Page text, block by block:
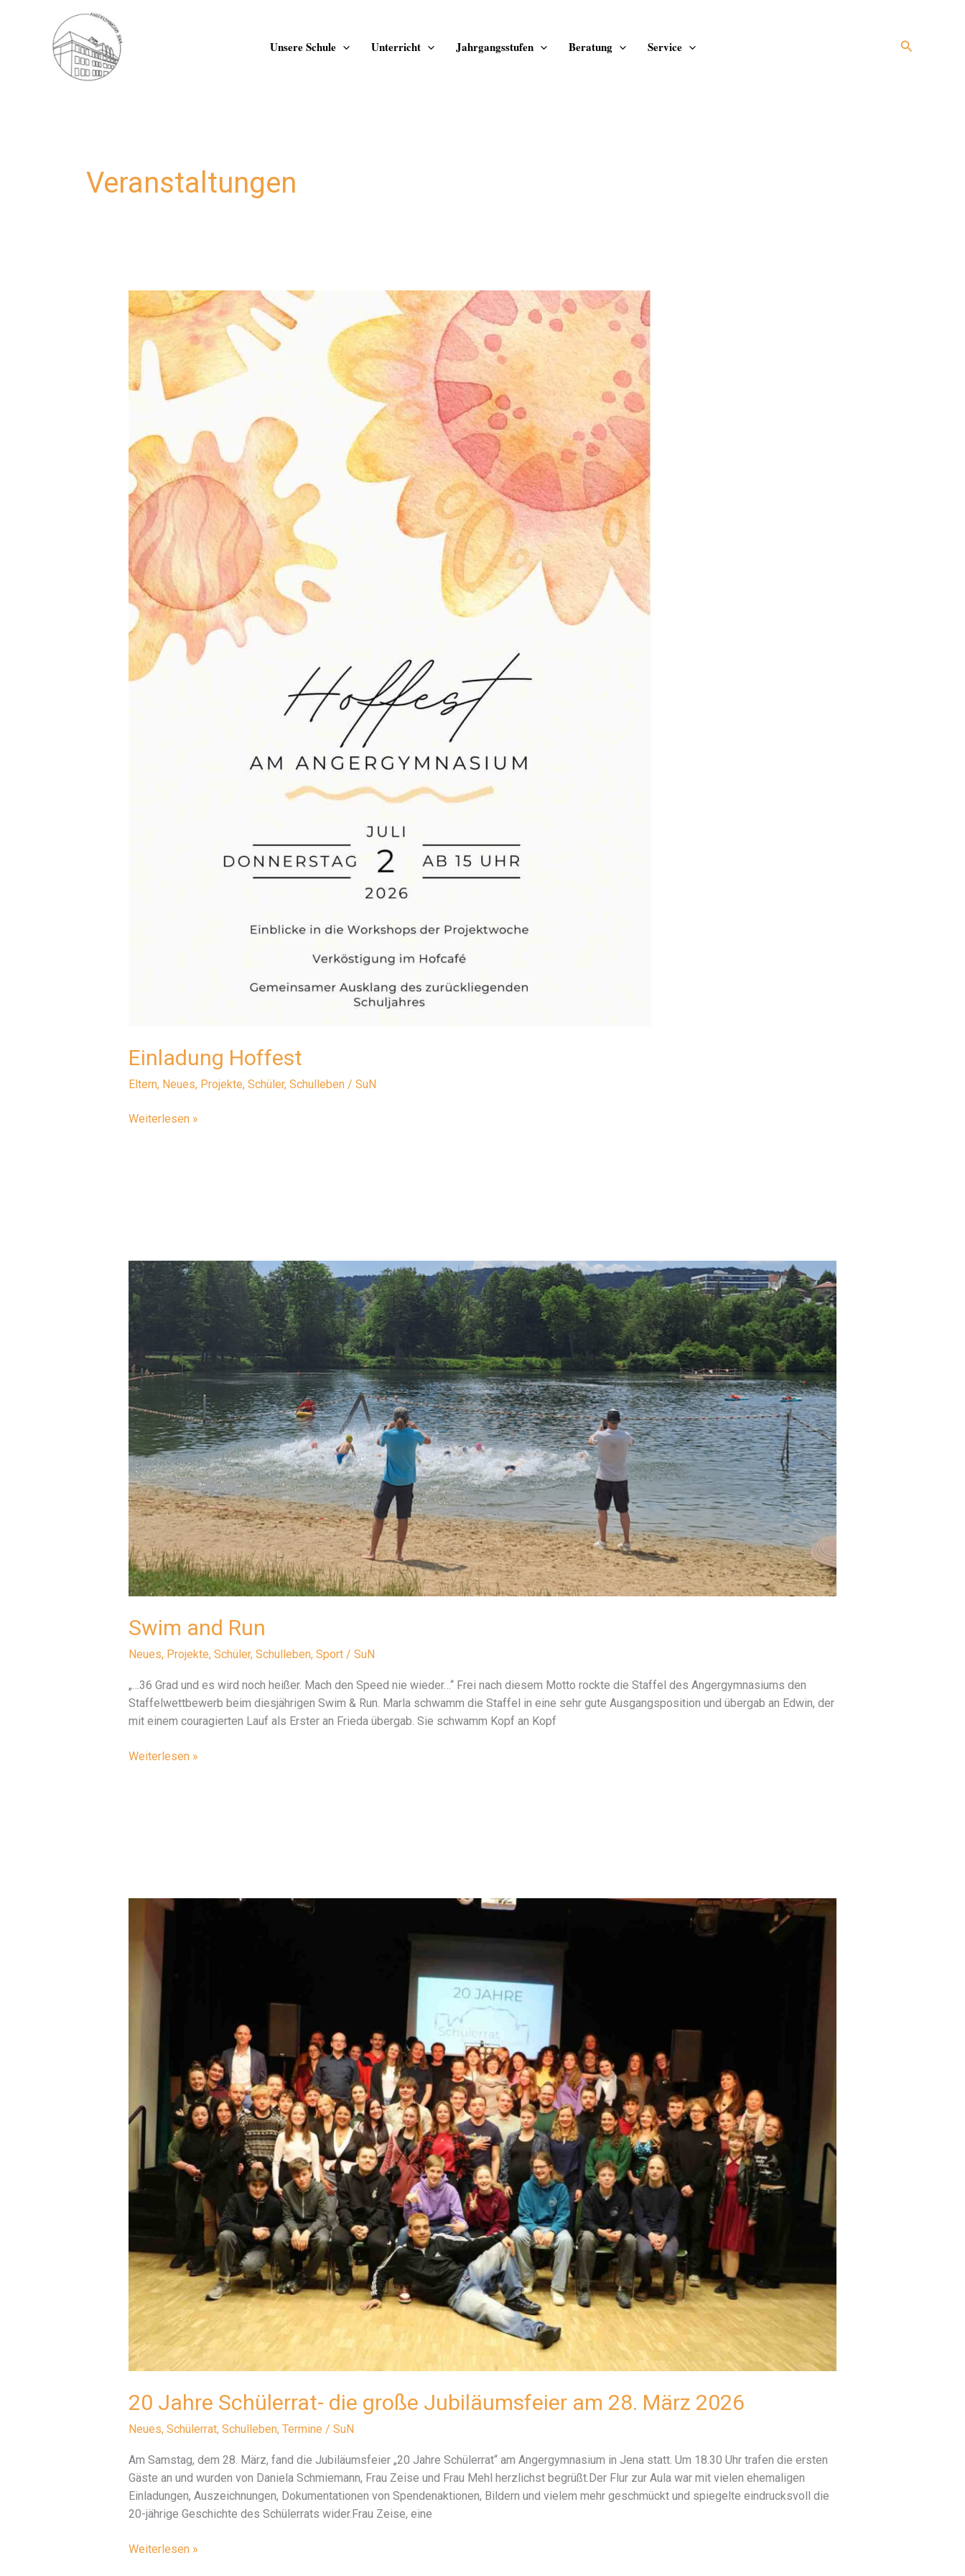
Unsere Schule Unterricht Jahrgangsstufen Beratung Service Suchen
Veranstaltungen
Einladung Hoffest
Eltern, Neues, Projekte, Schüler, Schulleben/ SuN
Einladung
Weiterlesen »
Swim and Run
Neues, Projekte, Schüler, Schulleben, Sport/ SuN
„…36 Grad und es wird noch heißer. Mach den Speed nie wieder…“ Frei nach diesem Motto rockte die Staffel des Angergymnasiums den
Staffelwettbewerb beim diesjährigen Swim & Run. Marla schwamm die Staffel in eine sehr gute Ausgangsposition und übergab an Edwin, der
mit einem couragierten Lauf als Erster an Frieda übergab. Sie schwamm Kopf an Kopf
Swim
Weiterlesen »
20 Jahre Schülerrat- die große Jubiläumsfeier am 28. März 2026
Neues, Schülerrat, Schulleben, Termine / SuN
Am Samstag, dem 28. März, fand die Jubiläumsfeier „20 Jahre Schülerrat“ am Angergymnasium in Jena statt. Um 18.30 Uhr trafen die ersten
Gäste an und wurden von Daniela Schmiemann, Frau Zeise und Frau Mehl herzlichst begrüßt.Der Flur zur Aula war mit vielen ehemaligen
Einladungen, Auszeichnungen, Dokumentationen von Spendenaktionen, Bildern und vielem mehr geschmückt und spiegelte eindrucksvoll die
20-jährige Geschichte des Schülerrats wider.Frau Zeise, eine
20
Weiterlesen »